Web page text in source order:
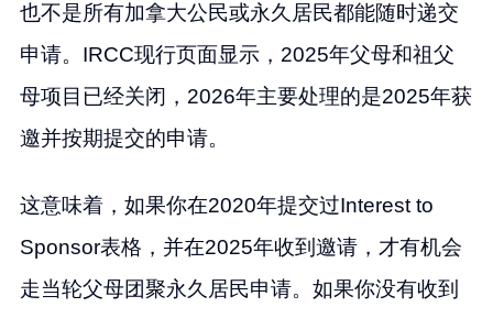
也不是所有加拿大公民或永久居民都能随时递交
申请。IRCC现行页面显示，2025年父母和祖父
母项目已经关闭，2026年主要处理的是2025年获
邀并按期提交的申请。
这意味着，如果你在2020年提交过Interest to
Sponsor表格，并在2025年收到邀请，才有机会
走当轮父母团聚永久居民申请。如果你没有收到